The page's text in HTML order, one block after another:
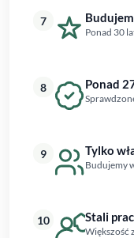
7
Ponad 30
8 Ponad
9 Tylko
Budujemy
10 Stali
Większość